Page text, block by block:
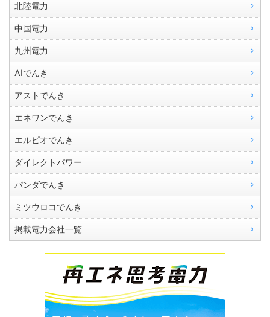
北陸電力
中国電力
九州電力
AIでんき
アストでんき
エネワンでんき
エルピオでんき
ダイレクトパワー
パンダでんき
ミツウロコでんき
掲載電力会社一覧